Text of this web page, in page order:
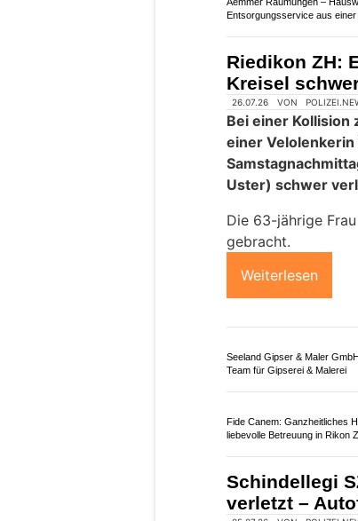
01.08.26 VON
Am
Er wurde in
kurze Zeit später
aufgenommen, ein
im Vordergrund.
Weiterlesen
Veränderungen wirksam und
umsetzen
Ristorante Muna: Kulinarische
Mittelmeerküche in Bern